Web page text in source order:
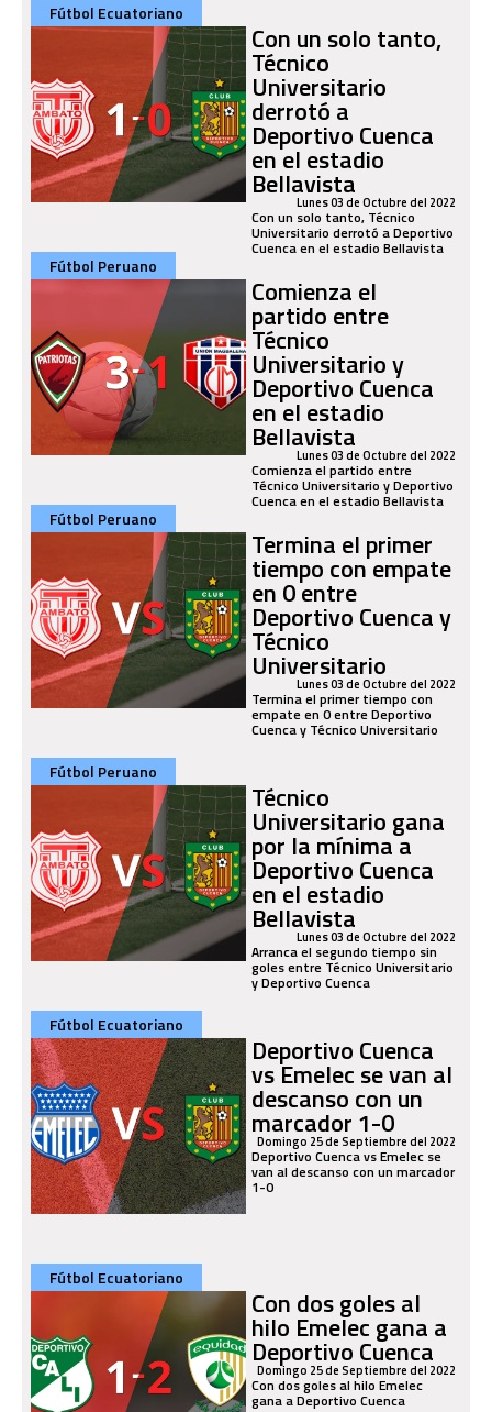
Fútbol Ecuatoriano
Con un solo tanto,
Técnico
Universitario
derrotó a
Deportivo Cuenca
en el estadio
Bellavista
Lunes 03 de Octubre del 2022
Con un solo tanto, Técnico
Universitario derrotó a Deportivo
Cuenca en el estadio Bellavista
Fútbol Peruano
Comienza el
partido entre
Técnico
Universitario y
Deportivo Cuenca
en el estadio
Bellavista
Lunes 03 de Octubre del 2022
Comienza el partido entre
Técnico Universitario y Deportivo
Cuenca en el estadio Bellavista
Fútbol Peruano
Termina el primer
tiempo con empate
en 0 entre
Deportivo Cuenca y
Técnico
Universitario
Lunes 03 de Octubre del 2022
Termina el primer tiempo con
empate en 0 entre Deportivo
Cuenca y Técnico Universitario
Fútbol Peruano
Técnico
Universitario gana
por la mínima a
Deportivo Cuenca
en el estadio
Bellavista
Lunes 03 de Octubre del 2022
Arranca el segundo tiempo sin
goles entre Técnico Universitario
y Deportivo Cuenca
Fútbol Ecuatoriano
Deportivo Cuenca
vs Emelec se van al
descanso con un
marcador 1-0
Domingo 25 de Septiembre del 2022
Deportivo Cuenca vs Emelec se
van al descanso con un marcador
1-0
Fútbol Ecuatoriano
Con dos goles al
hilo Emelec gana a
Deportivo Cuenca
Domingo 25 de Septiembre del 2022
Con dos goles al hilo Emelec
gana a Deportivo Cuenca